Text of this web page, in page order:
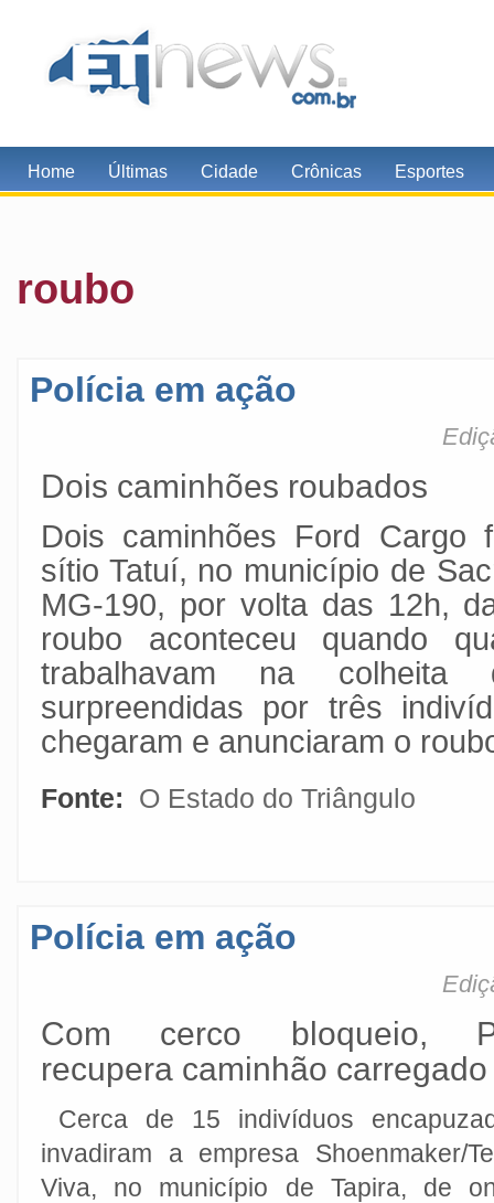
Home Últimas Cidade Crônicas Esportes
roubo
Polícia em ação
Dois caminhões roubados
Dois caminhões Ford Cargo
sítio Tatuí, no município de
MG-190, por volta das 12h,
roubo aconteceu quando
trabalhavam na
surpreendidas por três
chegaram e anunciaram o
Fonte: O Estado do Triângulo
Polícia em ação
Com cerco bloqueio,
recupera caminhão carregado
Cerca de 15 indivíduos
invadiram a empresa Shoenmaker/
Viva, no município de Tapira, de